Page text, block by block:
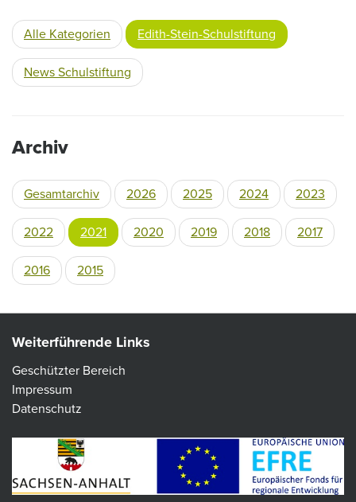
Alle Kategorien Edith-Stein-Schulstiftung
News Schulstiftung
Archiv
Gesamtarchiv 2026 2025 2024 2023
2022 2021 2020 2019 2018 2017
2016 2015
Weiterführende Links
Geschützter Bereich
Impressum
Datenschutz